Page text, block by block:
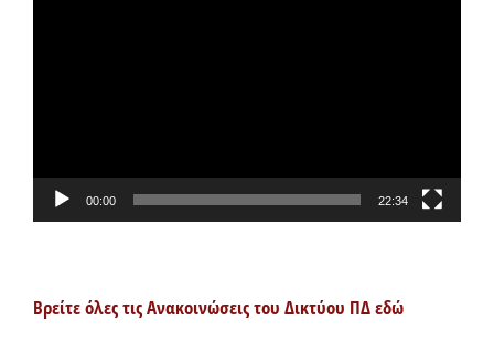
00:00 22:34
Βρείτε όλες τις Ανακοινώσεις του Δικτύου ΠΔ εδώ